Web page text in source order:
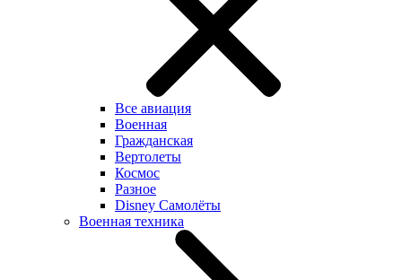
Все авиация
Военная
Гражданская
Вертолеты
Космос
Разное
Disney Самолёты
Военная техника